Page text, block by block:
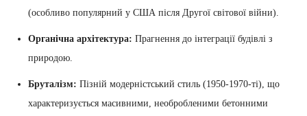
(особливо популярний у США після Другої світової війни).
Органічна архітектура: Прагнення до інтеграції будівлі з
природою.
Бруталізм: Пізній модерністський стиль (1950-1970-ті), що
характеризується масивними, необробленими бетонними